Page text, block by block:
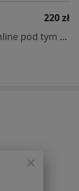
220 zł
Specjalista nie oferuje umawiania online pod tym adresem.